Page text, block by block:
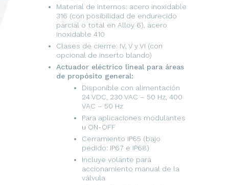
Material de internos: acero inoxidable
316 (con posibilidad de endurecido
parcial o total en Alloy 6), acero
inoxidable 410
Clases de cierrre: IV, V y VI (con
opcional de inserto blando)
Actuador eléctrico lineal para áreas
de propósito general:
Disponible con alimentación
24 VDC, 230 VAC – 50 Hz, 400
VAC – 50 Hz
Para aplicaciones modulantes
u ON-OFF
Cerramiento IP65 (bajo
pedido: IP67 e IP68)
Incluye volante para
accionamiento manual de la
válvula